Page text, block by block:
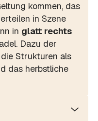
kommen, das
in Szene
in glatt rechts
Dazu der
Strukturen als
das herbstliche